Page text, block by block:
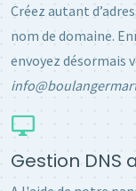
Créez autant
nom de domaine.
envoyez désormais
Gestion DNS